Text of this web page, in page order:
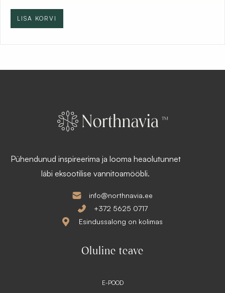
LISA KORVI
Pühendunud inspireerima ja looma heaolutunnet
läbi eksootilise vannitoamööbli.
info@northnavia.ee
+372 5625 0717
Esindussalong on kolimas
Oluline teave
E-POOD